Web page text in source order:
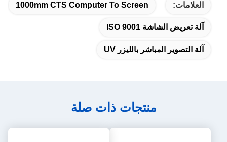
العلامات: 1000mm CTS Computer To Screen
آلة تعريض الشاشة ISO 9001
آلة التصوير المباشر بالليزر UV
منتجات ذات صلة